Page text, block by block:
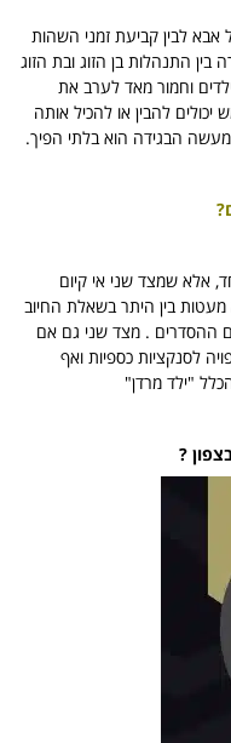
לבין קביעת זמני השהות
התנהלות בן הזוג ובת הזוג
וחמור מאד לערב את
להבין או להכיל אותה
הבגידה הוא בלתי הפיך.
אלא שמצד שני אי קיום
בין היתר בשאלת החיוב
ההסדרים . מצד שני גם אם
לסנקציות כספיות ואף
"ילד מרדן"
?